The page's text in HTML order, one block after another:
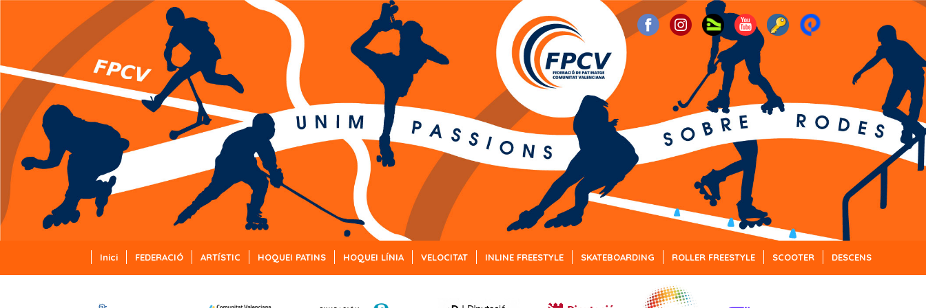
Inici FEDERACIÓ ARTÍSTIC HOQUEI PATINS HOQUEI LÍNIA VELOCITAT INLINE FREESTYLE SKATEBOARDING ROLLER FREESTYLE SCOOTER DESCENS